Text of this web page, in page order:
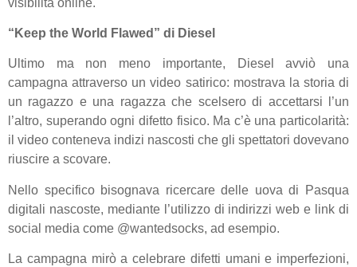
“Keep the World Flawed” di Diesel
Ultimo ma non meno importante, Diesel avviò una
campagna attraverso un video satirico: mostrava la storia di
un ragazzo e una ragazza che scelsero di accettarsi l’un
l’altro, superando ogni difetto fisico. Ma c’è una particolarità:
il video conteneva indizi nascosti che gli spettatori dovevano
riuscire a scovare.
Nello specifico bisognava ricercare delle uova di Pasqua
digitali nascoste, mediante l’utilizzo di indirizzi web e link di
social media come @wantedsocks, ad esempio.
La campagna mirò a celebrare difetti umani e imperfezioni,